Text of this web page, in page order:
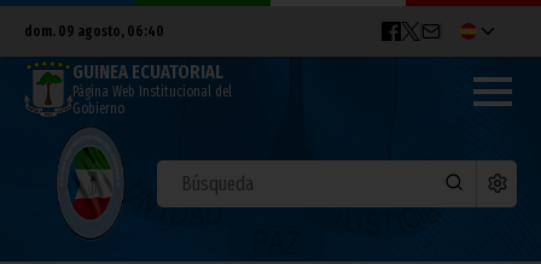
dom. 09 agosto, 06:40
GUINEA ECUATORIAL
Página Web Institucional del
Gobierno